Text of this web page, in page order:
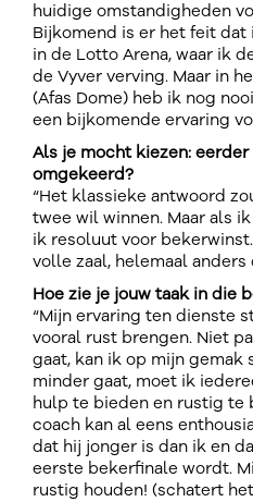
huidige omstandigheden
Bijkomend is er het feit
in de Lotto Arena, waar ik
de Vyver verving. Maar in
(Afas Dome) heb ik nog
een bijkomende ervaring
Als je mocht kiezen:
omgekeerd?
“Het klassieke antwoord
twee wil winnen. Maar als
ik resoluut voor
volle zaal, helemaal
Hoe zie je jouw taak in die
“Mijn ervaring ten dienste
vooral rust brengen. Niet
gaat, kan ik op mijn gemak
minder gaat, moet ik
hulp te bieden en rustig te
coach kan al eens
dat hij jonger is dan ik en
eerste bekerfinale wordt.
rustig houden! (schatert